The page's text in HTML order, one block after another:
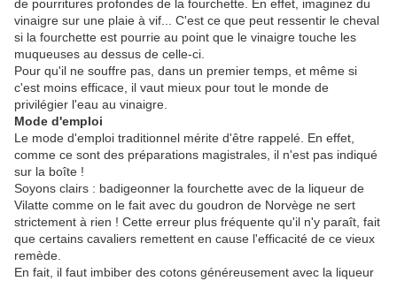
de pourritures profondes de la fourchette. En effet, imaginez du
vinaigre sur une plaie à vif... C'est ce que peut ressentir le cheval
si la fourchette est pourrie au point que le vinaigre touche les
muqueuses au dessus de celle-ci.
Pour qu'il ne souffre pas, dans un premier temps, et même si
c'est moins efficace, il vaut mieux pour tout le monde de
privilégier l'eau au vinaigre.
Mode d'emploi
Le mode d'emploi traditionnel mérite d'être rappelé. En effet,
comme ce sont des préparations magistrales, il n'est pas indiqué
sur la boîte !
Soyons clairs : badigeonner la fourchette avec de la liqueur de
Vilatte comme on le fait avec du goudron de Norvège ne sert
strictement à rien ! Cette erreur plus fréquente qu'il n'y paraît, fait
que certains cavaliers remettent en cause l'efficacité de ce vieux
remède.
En fait, il faut imbiber des cotons généreusement avec la liqueur